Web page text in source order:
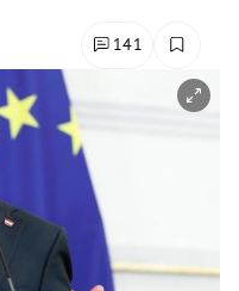
141